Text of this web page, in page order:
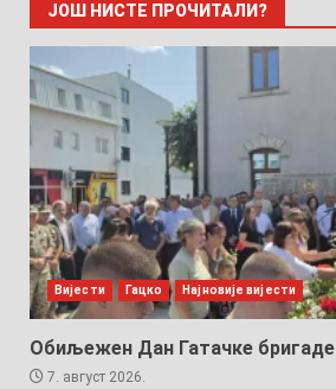
ЈОШ НИСТЕ ПРОЧИТАЛИ?
Вијести Гацко Најновије вијести
Обиљежен Дан Гатачке бригаде
7. август 2026.